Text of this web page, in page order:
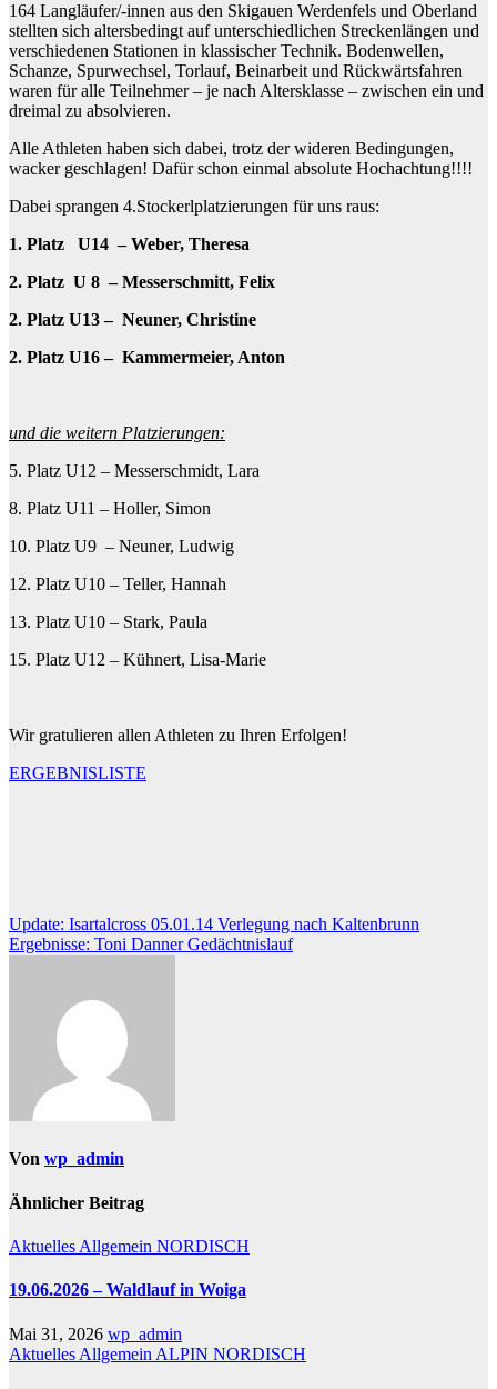
164 Langläufer/-innen aus den Skigauen Werdenfels und Oberland
stellten sich altersbedingt auf unterschiedlichen Streckenlängen und
verschiedenen Stationen in klassischer Technik. Bodenwellen,
Schanze, Spurwechsel, Torlauf, Beinarbeit und Rückwärtsfahren
waren für alle Teilnehmer – je nach Altersklasse – zwischen ein und
dreimal zu absolvieren.
Alle Athleten haben sich dabei, trotz der wideren Bedingungen,
wacker geschlagen! Dafür schon einmal absolute Hochachtung!!!!
Dabei sprangen 4.Stockerlplatzierungen für uns raus:
1. Platz U14 – Weber, Theresa
2. Platz U 8 – Messerschmitt, Felix
2. Platz U13 – Neuner, Christine
2. Platz U16 – Kammermeier, Anton
und die weitern Platzierungen:
5. Platz U12 – Messerschmidt, Lara
8. Platz U11 – Holler, Simon
10. Platz U9 – Neuner, Ludwig
12. Platz U10 – Teller, Hannah
13. Platz U10 – Stark, Paula
15. Platz U12 – Kühnert, Lisa-Marie
Wir gratulieren allen Athleten zu Ihren Erfolgen!
ERGEBNISLISTE
Beitragsnavigation
Update: Isartalcross 05.01.14 Verlegung nach Kaltenbrunn
Ergebnisse: Toni Danner Gedächtnislauf
Von wp_admin
Ähnlicher Beitrag
Aktuelles Allgemein NORDISCH
19.06.2026 – Waldlauf in Woiga
Mai 31, 2026 wp_admin
Aktuelles Allgemein ALPIN NORDISCH